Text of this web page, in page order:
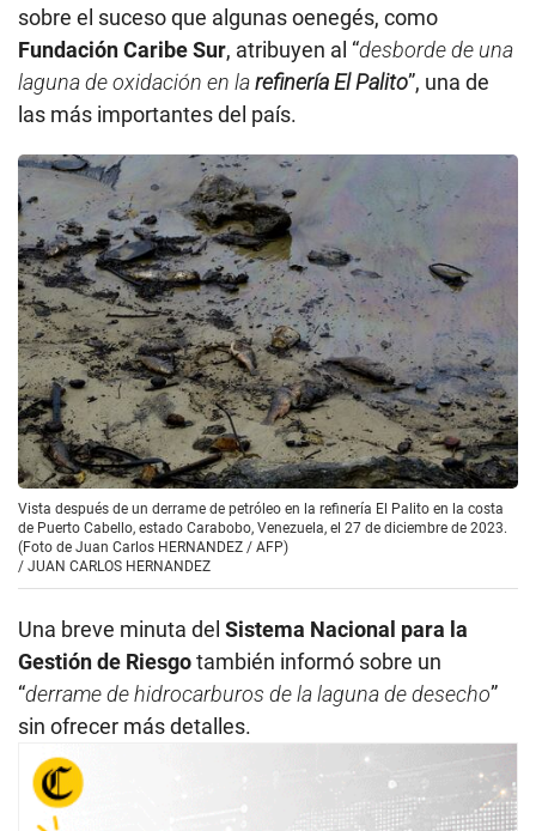
sobre el suceso que algunas oenegés, como
Fundación Caribe Sur, atribuyen al “desborde de una
laguna de oxidación en larefinería El Palito”, una de
las más importantes del país.
Vista después de un derrame de petróleo en la refinería El Palito en la costa
de Puerto Cabello, estado Carabobo, Venezuela, el 27 de diciembre de 2023.
(Foto de Juan Carlos HERNANDEZ / AFP)
/ JUAN CARLOS HERNANDEZ
Una breve minuta del Sistema Nacional para la
Gestión de Riesgotambién informó sobre un
“derrame de hidrocarburos de la laguna de desecho”
sin ofrecer más detalles.